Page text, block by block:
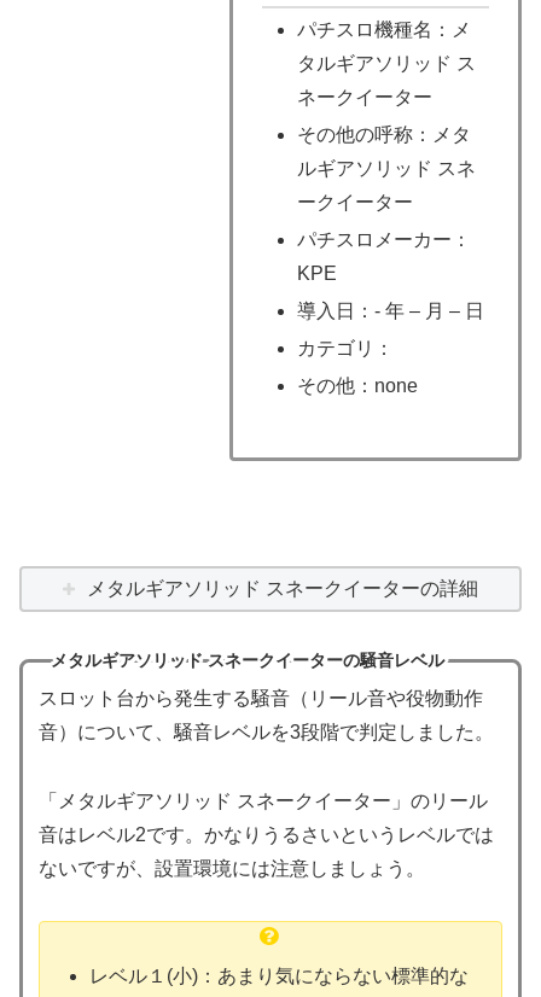
パチスロ機種名：メ
タルギアソリッド ス
ネークイーター
その他の呼称：メタ
ルギアソリッド スネ
ークイーター
パチスロメーカー：
KPE
導入日：- 年 – 月 – 日
カテゴリ：
その他：none
メタルギアソリッド スネークイーターの詳細
メタルギアソリッド スネークイーターの騒音レベル
スロット台から発生する騒音（リール音や役物動作
音）について、騒音レベルを3段階で判定しました。
「メタルギアソリッド スネークイーター」のリール
音はレベル2です。かなりうるさいというレベルでは
ないですが、設置環境には注意しましょう。
レベル１(小)：あまり気にならない標準的な